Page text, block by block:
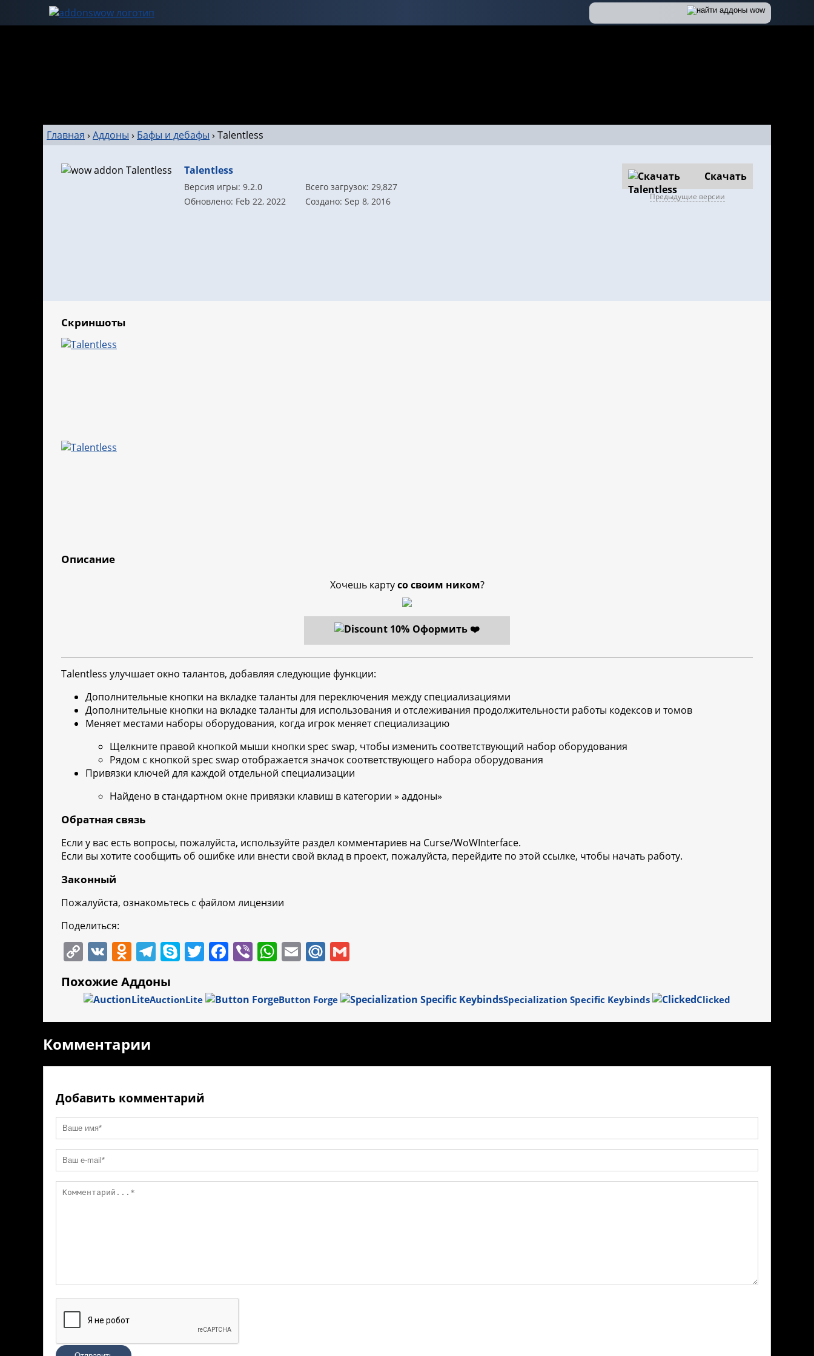
Главная › Аддоны › Бафы и дебафы › Talentless
Talentless
Версия игры: 9.2.0
Всего загрузок: 29,827
Обновлено: Feb 22, 2022
Создано: Sep 8, 2016
Скачать
Предыдущие версии
Скриншоты
Описание
Хочешь картусо своим ником?
Оформить ❤️
Talentless улучшает окно талантов, добавляя следующие функции:
Дополнительные кнопки на вкладке таланты для переключения между специализациями
Дополнительные кнопки на вкладке таланты для использования и отслеживания продолжительности работы кодексов и томов
Меняет местами наборы оборудования, когда игрок меняет специализацию
Щелкните правой кнопкой мыши кнопки spec swap, чтобы изменить соответствующий набор оборудования
Рядом с кнопкой spec swap отображается значок соответствующего набора оборудования
Привязки ключей для каждой отдельной специализации
Найдено в стандартном окне привязки клавиш в категории » аддоны»
Обратная связь
Если у вас есть вопросы, пожалуйста, используйте раздел комментариев на Curse/WoWInterface.
Если вы хотите сообщить об ошибке или внести свой вклад в проект, пожалуйста, перейдите по этой ссылке, чтобы начать работу.
Законный
Пожалуйста, ознакомьтесь с файлом лицензии
Поделиться:
C
p
y
Li
n
k
V O
n
o
kl
a
ss
ki
T
e
gr
a
S
y
p
e
T
itt
er
F
c
e
b
o
Vi
er
W
at
s
A
p
E
ai
l
M
R
u
ai
l
Похожие Аддоны
AuctionLite Button Forge Specialization Specific Keybinds Clicked
Комментарии
Добавить комментарий